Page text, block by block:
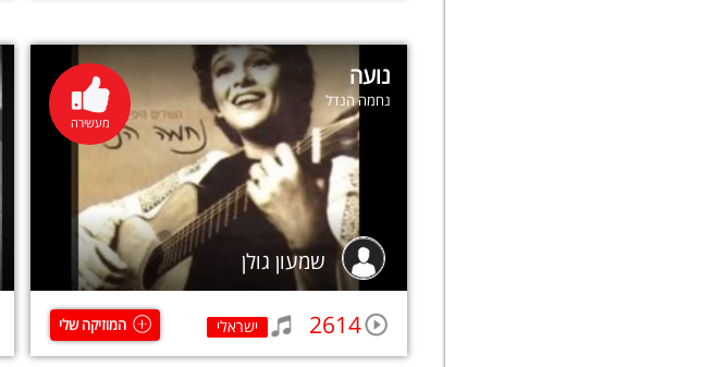
נועה
נחמה הנדל
מעשירה
שמעון גולן
2614 ישראלי המוזיקה שלי